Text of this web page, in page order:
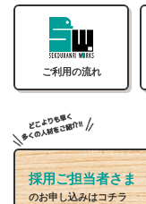
ご利用の流れ
採用ご担当者さま
のお申し込みはコチラ